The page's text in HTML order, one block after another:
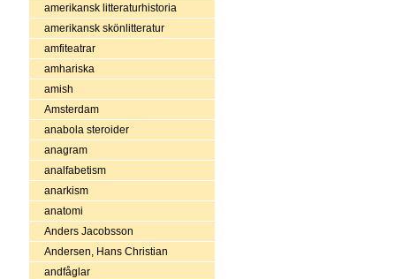
amerikansk litteraturhistoria
amerikansk skönlitteratur
amfiteatrar
amhariska
amish
Amsterdam
anabola steroider
anagram
analfabetism
anarkism
anatomi
Anders Jacobsson
Andersen, Hans Christian
andfåglar